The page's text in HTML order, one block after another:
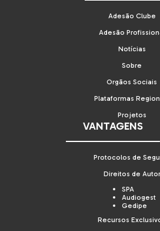
Adesão Clube
Adesão
Notícias
Sobre
Orgãos Sociais
Plataformas
Projetos
VANTAGENS
Protocolos de
Direitos de Autor
SPA
Audiogest
Gedipe
Recursos